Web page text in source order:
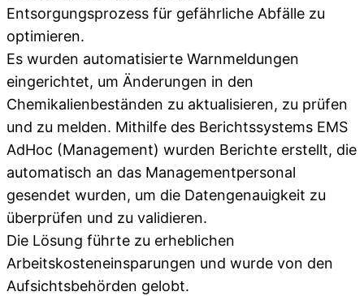
Entsorgungsprozess für gefährliche Abfälle zu
optimieren.
Es wurden automatisierte Warnmeldungen
eingerichtet, um Änderungen in den
Chemikalienbeständen zu aktualisieren, zu prüfen
und zu melden. Mithilfe des Berichtssystems EMS
AdHoc (Management) wurden Berichte erstellt, die
automatisch an das Managementpersonal
gesendet wurden, um die Datengenauigkeit zu
überprüfen und zu validieren.
Die Lösung führte zu erheblichen
Arbeitskosteneinsparungen und wurde von den
Aufsichtsbehörden gelobt.